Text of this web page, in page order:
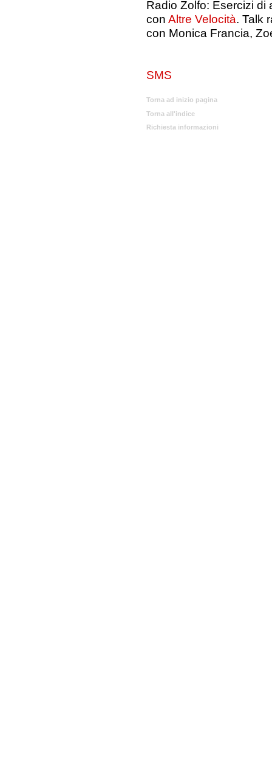
Radio Zolfo: Esercizi di
con Altre Velocità. Talk
con Monica Francia,
SMS
Torna ad inizio pagina
Torna all'indice
Richiesta informazioni